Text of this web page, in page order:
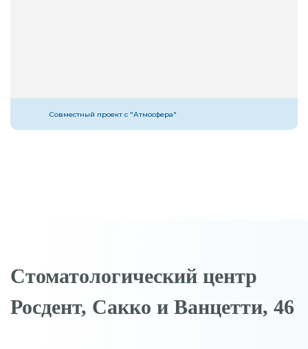
Совместный проект с "Атмосфера"
Стоматологический центр
Росдент, Сакко и Ванцетти, 46